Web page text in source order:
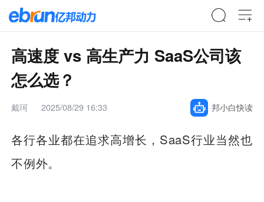
高速度 vs 高生产力 SaaS公司该
怎么选？
戴珂 2025/08/29 16:33 邦小白快读
各行各业都在追求高增长，SaaS行业当然也
不例外。